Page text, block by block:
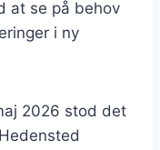
at se på behov
i ny
2026 stod det